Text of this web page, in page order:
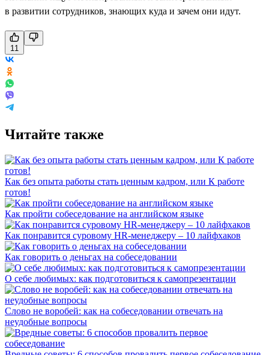
в развитии сотрудников, знающих куда и зачем они идут.
11
Читайте также
Как без опыта работы стать ценным кадром, или К работе
готов!
Как пройти собеседование на английском языке
Как понравится суровому HR-менеджеру – 10 лайфхаков
Как говорить о деньгах на собеседовании
О себе любимых: как подготовиться к самопрезентации
Слово не воробей: как на собеседовании отвечать на
неудобные вопросы